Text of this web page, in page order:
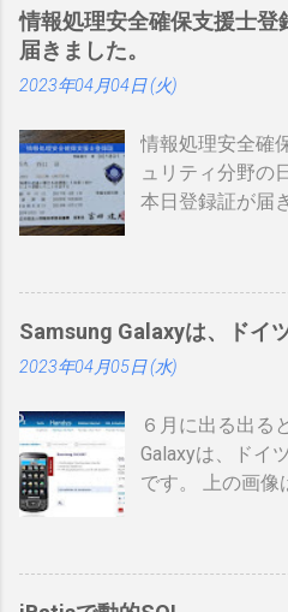
情報処理安全確保支援士登
届きました。
2023年04月04日 (火)
情報処理安全確
ュリティ分野の
本日登録証が届
登場しました
https://
処理安全確保支
トに上がってい
表 パット見て車
ールドと色が変
か運転免許みた
かく作ったのに
てしまい短い
りします。 カー
https://
Samsung Galaxyは、ドイ
2023年04月05日 (水)
６月に出る出る
Galaxyは、ドイ
です。 上の画像
すが、何が書
ためしにカート